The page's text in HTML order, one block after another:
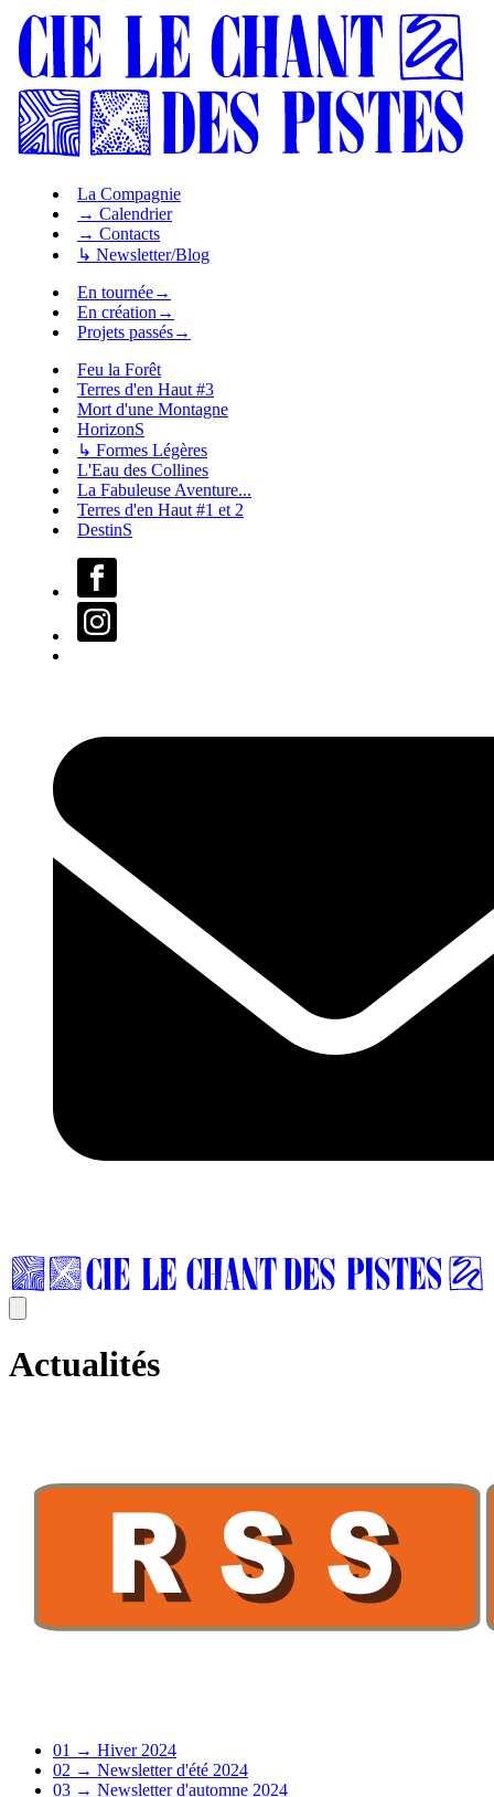
La Compagnie
→ Calendrier
→ Contacts
↳ Newsletter/Blog
En tournée→
En création →
Projets passés→
Feu la Forêt
Terres d'en Haut #3
Mort d'une Montagne
HorizonS
↳ Formes Légères
L'Eau des Collines
La Fabuleuse Aventure...
Terres d'en Haut #1 et 2
DestinS
Actualités
01 → Hiver 2024
02 → Newsletter d'été 2024
03 → Newsletter d'automne 2024